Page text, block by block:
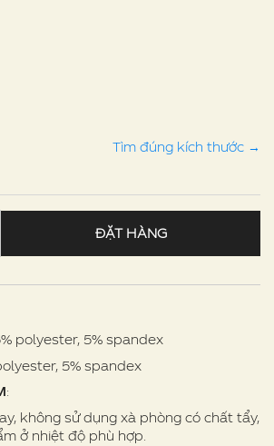
Tìm đúng kích thước →
ĐẶT HÀNG
polyester, 5% spandex
5% spandex
:
không sử dụng xà phòng có chất tẩy,
ở nhiệt độ phù hợp.